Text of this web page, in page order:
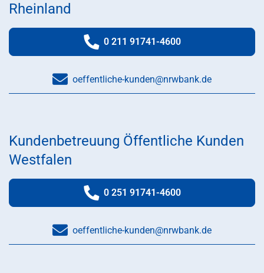
Rheinland
Telefonnummer:
0 211 91741-4600
oeffentliche-kunden@nrwbank.de
Kundenbetreuung Öffentliche Kunden
Westfalen
Telefonnummer:
0 251 91741-4600
oeffentliche-kunden@nrwbank.de